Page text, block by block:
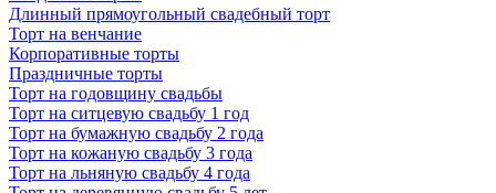
Длинный прямоугольный свадебный торт
Торт на венчание
Корпоративные торты
Праздничные торты
Торт на годовщину свадьбы
Торт на ситцевую свадьбу 1 год
Торт на бумажную свадьбу 2 года
Торт на кожаную свадьбу 3 года
Торт на льняную свадьбу 4 года